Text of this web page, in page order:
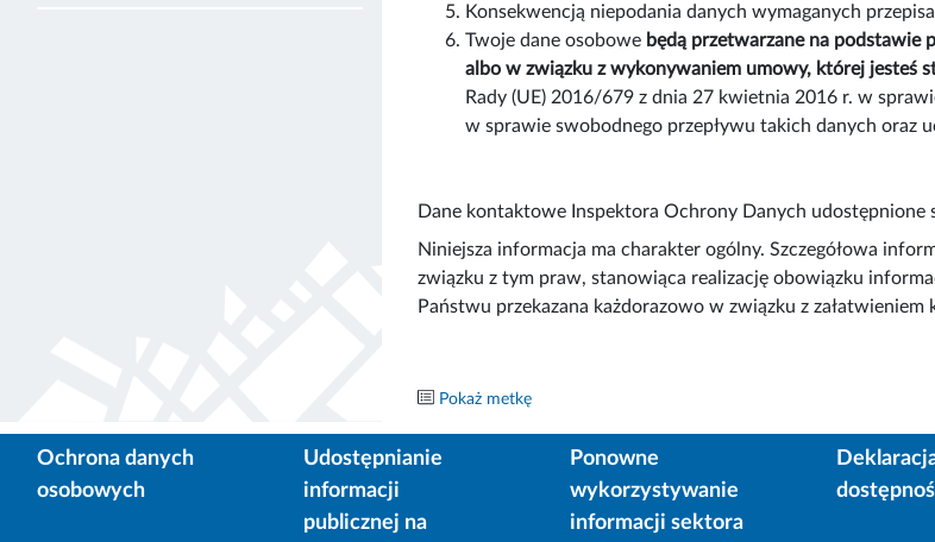
Konsekwencją niepodania danych wymaganych
Twoje dane osobowe będą przetwarzane na podstawie
albo w związku z wykonywaniem umowy, której jesteś
Rady (UE) 2016/679 z dnia 27 kwietnia 2016 r. w
w sprawie swobodnego przepływu takich danych oraz
Dane kontaktowe Inspektora Ochrony Danych udostępnione
Niniejsza informacja ma charakter ogólny. Szczegółowa
związku z tym praw, stanowiąca realizację obowiązku
Państwu przekazana każdorazowo w związku z załatwieniem
Pokaż metkę
Ochrona danych
osobowych
Udostępnianie
informacji
publicznej na
Ponowne
wykorzystywanie
informacji sektora